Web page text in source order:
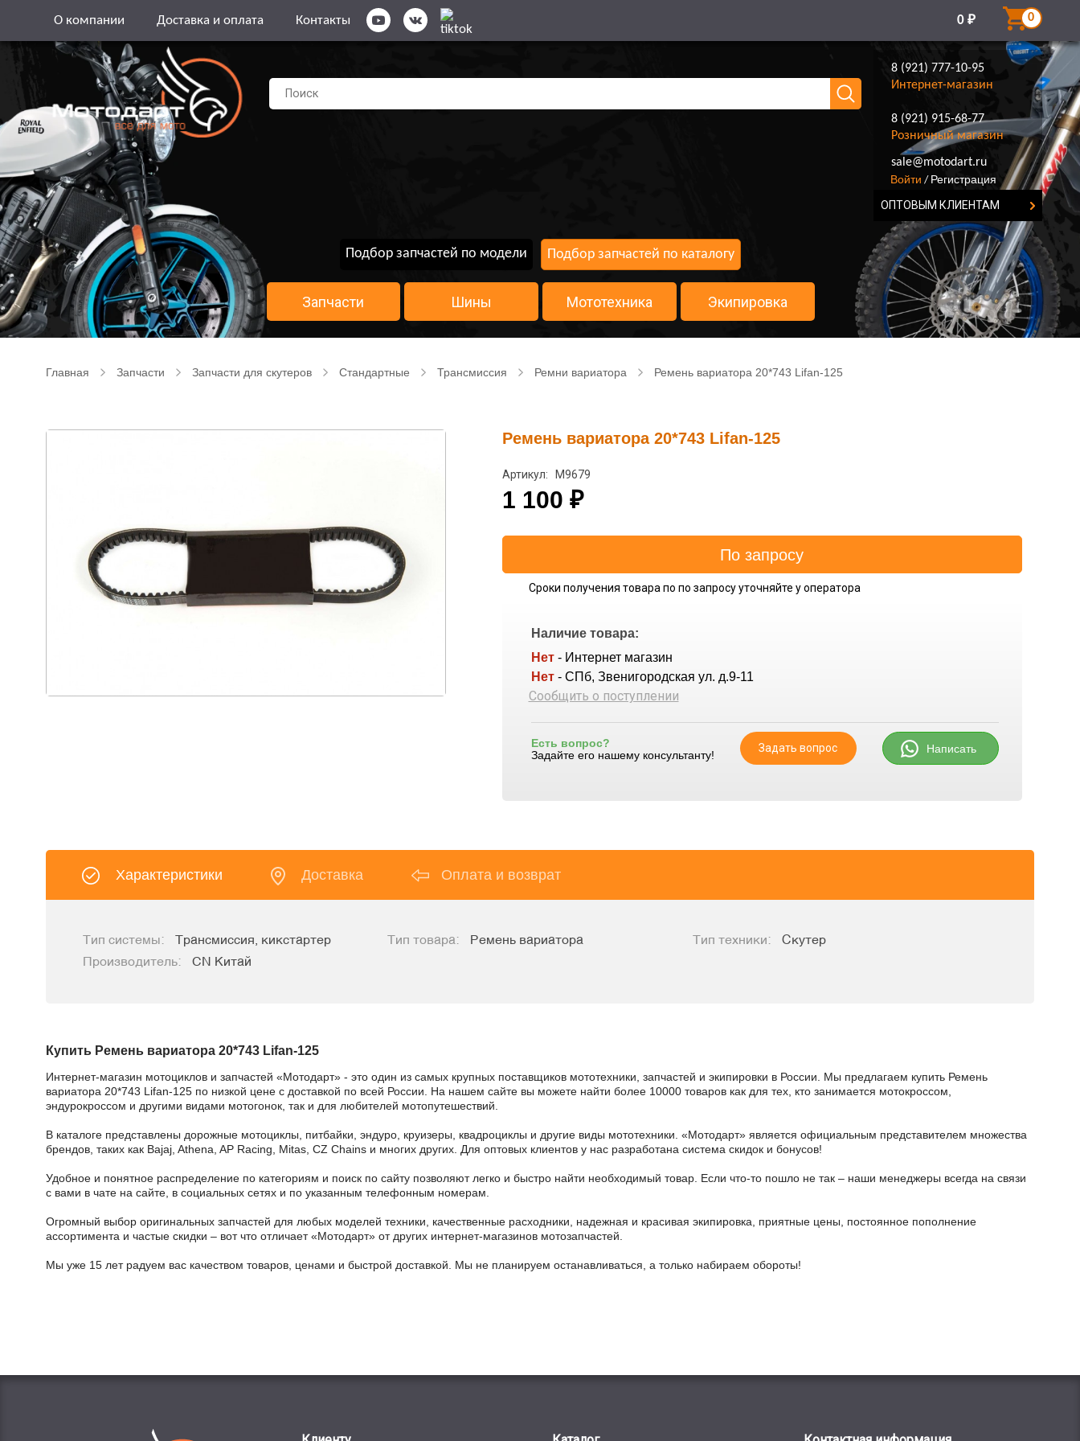
О компании Доставка и оплата Контакты 0 ₽ 0
8 (921) 777-10-95
Интернет-магазин
8 (921) 915-68-77
Розничный магазин
8 (921) 777-10-95
sale@motodart.ru
Войти / Регистрация
ОПТОВЫМ КЛИЕНТАМ
Подбор запчастей по модели Подбор запчастей по каталогу
Запчасти Шины Мототехника Экипировка
Главная Запчасти Запчасти для скутеров Стандартные Трансмиссия Ремни вариатора Ремень вариатора 20*743 Lifan-125
Ремень вариатора 20*743 Lifan-125
Артикул: M9679
1 100 ₽
Сроки получения товара по по запросу уточняйте у оператора
Наличие товара:
Нет - Интернет магазин
Нет - СПб, Звенигородская ул. д.9-11
Сообщить о поступлении
Есть вопрос?
Задайте его нашему консультанту!
Задать вопрос Написать
Характеристики Доставка Оплата и возврат
Тип системы: Трансмиссия, кикстартер Тип товара: Ремень вариатора Тип техники:
Скутер
Производитель:
CN Китай
Купить Ремень вариатора 20*743 Lifan-125
Интернет-магазин мотоциклов и запчастей «Мотодарт» - это один из самых крупных поставщиков мототехники, запчастей и экипировки в России. Мы предлагаем купить Ремень
вариатора 20*743 Lifan-125 по низкой цене с доставкой по всей России. На нашем сайте вы можете найти более 10000 товаров как для тех, кто занимается мотокроссом,
эндурокроссом и другими видами мотогонок, так и для любителей мотопутешествий.
В каталоге представлены дорожные мотоциклы, питбайки, эндуро, круизеры, квадроциклы и другие виды мототехники. «Мотодарт» является официальным представителем множества
брендов, таких как Bajaj, Athena, AP Racing, Mitas, CZ Chains и многих других. Для оптовых клиентов у нас разработана система скидок и бонусов!
Удобное и понятное распределение по категориям и поиск по сайту позволяют легко и быстро найти необходимый товар. Если что-то пошло не так – наши менеджеры всегда на связи
с вами в чате на сайте, в социальных сетях и по указанным телефонным номерам.
Огромный выбор оригинальных запчастей для любых моделей техники, качественные расходники, надежная и красивая экипировка, приятные цены, постоянное пополнение
ассортимента и частые скидки – вот что отличает «Мотодарт» от других интернет-магазинов мотозапчастей.
Мы уже 15 лет радуем вас качеством товаров, ценами и быстрой доставкой. Мы не планируем останавливаться, а только набираем обороты!